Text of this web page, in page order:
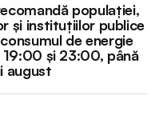
populației,
și instituțiilor publice
de energie
și 23:00, până
august